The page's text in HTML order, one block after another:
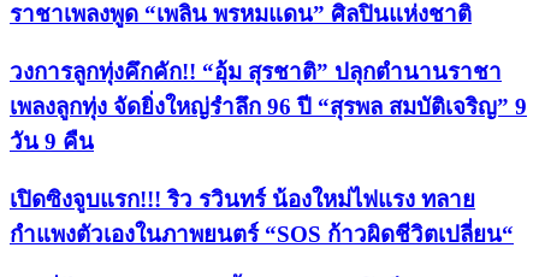
ราชาเพลงพูด “เพลิน พรหมแดน” ศิลปินแห่งชาติ
วงการลูกทุ่งคึกคัก!! “อุ้ม สุรชาติ” ปลุกตำนานราชา
เพลงลูกทุ่ง จัดยิ่งใหญ่รำลึก 96 ปี “สุรพล สมบัติเจริญ” 9
วัน 9 คืน
เปิดซิงจูบแรก!!! ริว รวินทร์ น้องใหม่ไฟแรง ทลาย
กำแพงตัวเองในภาพยนตร์ “SOS ก้าวผิดชีวิตเปลี่ยน“